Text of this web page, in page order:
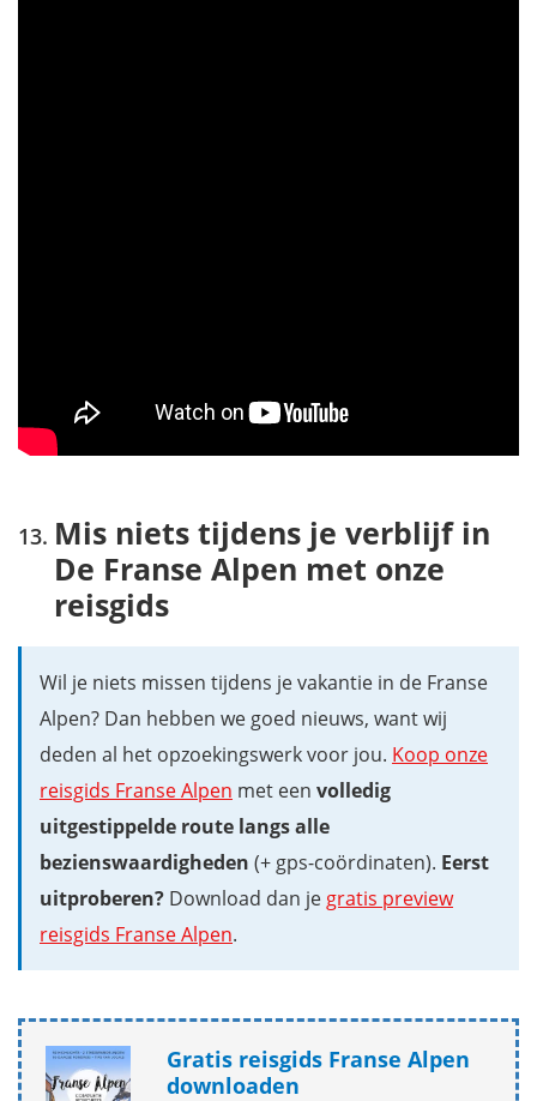
Mis niets tijdens je verblijf in
De Franse Alpen met onze
reisgids
Wil je niets missen tijdens je vakantie in de Franse
Alpen? Dan hebben we goed nieuws, want wij
deden al het opzoekingswerk voor jou. Koop onze
reisgids Franse Alpen met een volledig
uitgestippelde route langs alle
bezienswaardigheden (+ gps-coördinaten). Eerst
uitproberen? Download dan je gratis preview
reisgids Franse Alpen.
Gratis reisgids Franse Alpen
downloaden